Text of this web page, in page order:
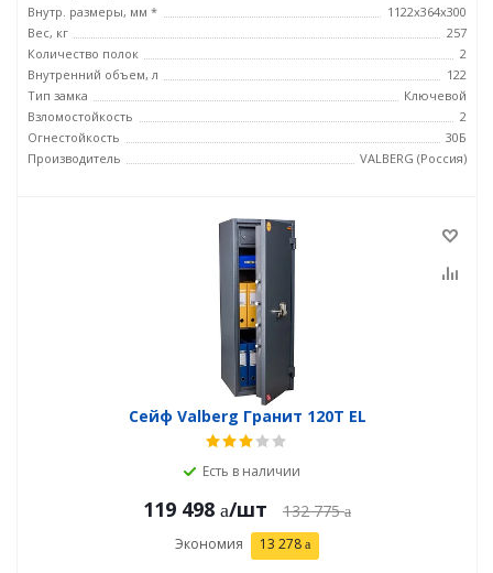
Внутр. размеры, мм *
1122x364x300
Вес, кг
257
Количество полок
2
Внутренний объем, л
122
Тип замка
Ключевой
Взломостойкость
2
Огнестойкость
30Б
Производитель
VALBERG (Россия)
Сейф Valberg Гранит 120T EL
Есть в наличии
119 498 /шт 132 775
Экономия 13 278